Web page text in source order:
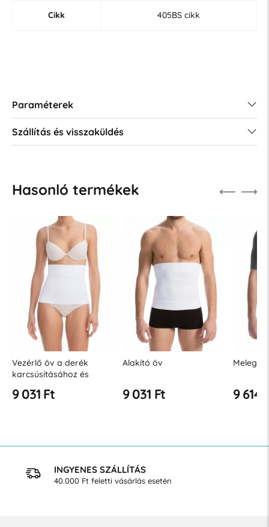
Cikk 405BS cikk
Paraméterek
Szállítás és visszaküldés
Hasonló termékek
Vezérlő öv a derék
karcsúsításához és
9 031 Ft
Alakító öv
9 031 Ft 9 614
INGYENES SZÁLLÍTÁS
40.000 Ft feletti vásárlás esetén